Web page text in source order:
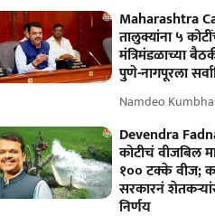
Maharashtra
तालुक्यांना ५
मंत्रिमंडळाच्या
पुणे-नागपूरला
Namdeo
Devendra
कोटीचं वीजबिल
१०० टक्के वीज;
सरकारनं
निर्णय